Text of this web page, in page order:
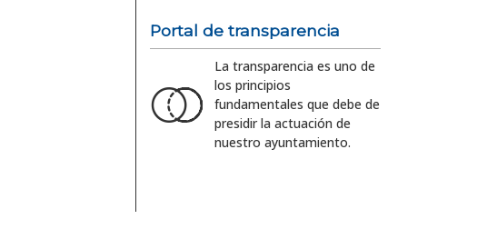
Portal de transparencia
La transparencia es uno de
los principios
fundamentales que debe de
presidir la actuación de
nuestro ayuntamiento.